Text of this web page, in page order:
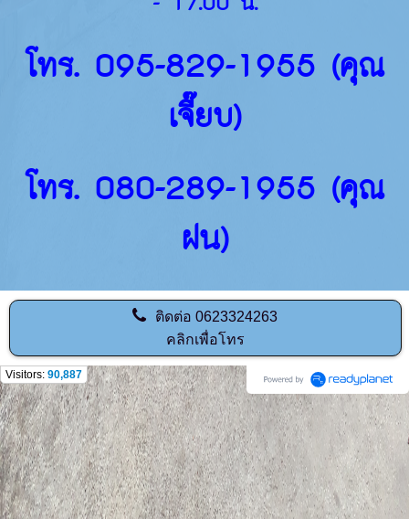
โทร. 095-829-1955 (คุณ
เจี๊ยบ)
โทร. 080-289-1955 (คุณ
ฝน)
ติดต่อ0623324263
คลิกเพื่อโทร
Visitors: 90,887